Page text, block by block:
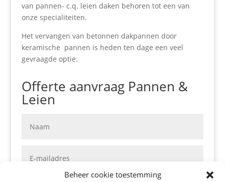
Beheer cookie toestemming
van pannen- c.q. leien daken behoren tot een van
onze specialiteiten.
Het vervangen van betonnen dakpannen door
keramische pannen is heden ten dage een veel
gevraagde optie.
Offerte aanvraag Pannen &
Leien